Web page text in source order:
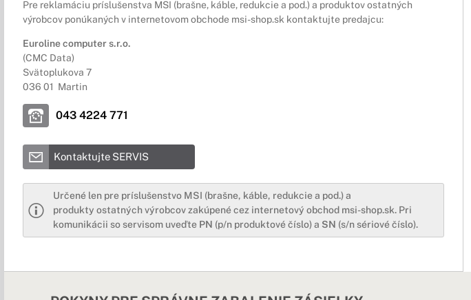
Pre reklamáciu príslušenstva MSI (brašne, káble, redukcie a pod.) a produktov ostatných
výrobcov ponúkaných v internetovom obchode msi-shop.sk kontaktujte predajcu:
Euroline computer s.r.o.
(CMC Data)
Svätoplukova 7
036 01 Martin
043 4224 771
Kontaktujte SERVIS
Určené len pre príslušenstvo MSI (brašne, káble, redukcie a pod.) a
produkty ostatných výrobcov zakúpené cez internetový obchod msi-shop.sk. Pri
komunikácii so servisom uveďte PN (p/n produktové číslo) a SN (s/n sériové číslo).